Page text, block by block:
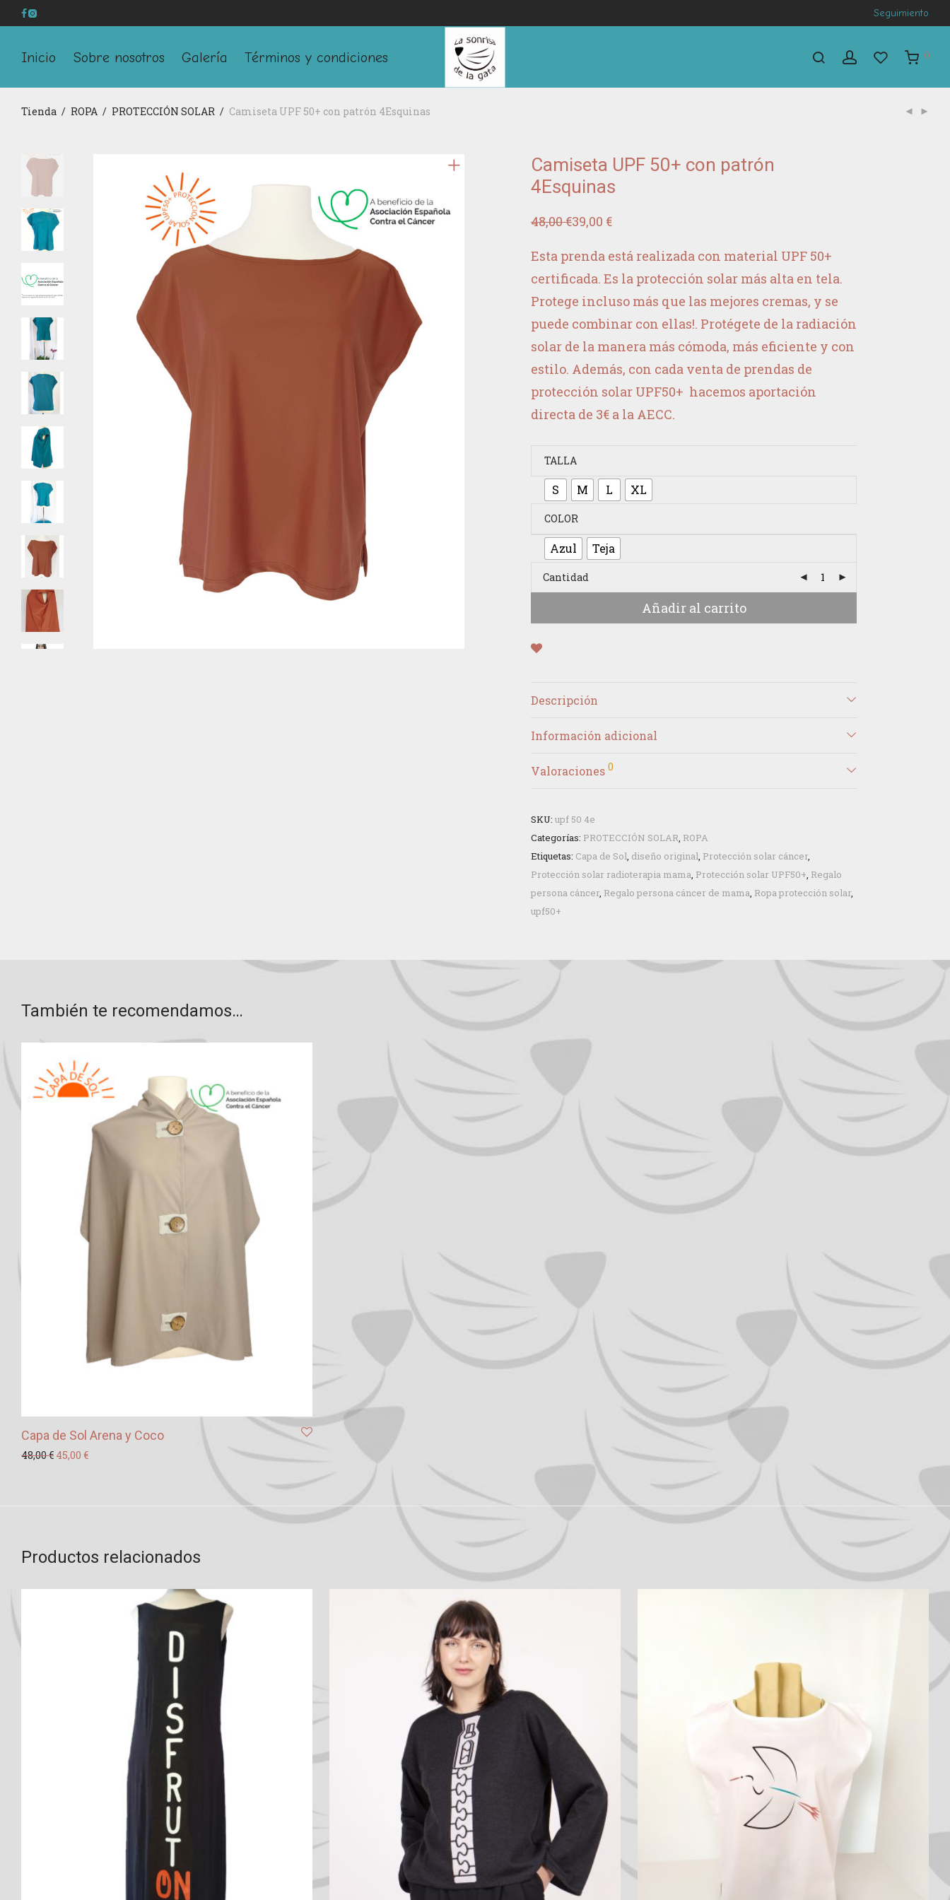
Seguimiento
Inicio Sobre nosotros Galería Términos y condiciones 0
Tienda / ROPA / PROTECCIÓN SOLAR / Camiseta UPF 50+ con patrón 4Esquinas
Camiseta UPF 50+ con patrón
4Esquinas
48,00€
El
era:
48,00 €.
39,00 €
El
es:
39,00 €.
Esta prenda está realizada con material UPF 50+
certificada. Es la protección solar más alta en tela.
Protege incluso más que las mejores cremas, y se
puede combinar con ellas!. Protégete de la radiación
solar de la manera más cómoda, más eficiente y con
estilo. Además, con cada venta de prendas de
protección solar UPF50+ hacemos aportación
directa de 3€ a la AECC.
TALLA
S M L XL
COLOR
Azul Teja
Cantidad
Añadir al carrito
Descripción
Información adicional
Valoraciones 0
SKU: upf 50 4e
Categorías: PROTECCIÓN SOLAR, ROPA
Etiquetas: Capa de Sol, diseño original, Protección solar cáncer,
Protección solar radioterapia mama, Protección solar UPF50+, Regalo
persona cáncer, Regalo persona cáncer de mama, Ropa protección solar,
upf50+
También te recomendamos…
Capa de Sol Arena y Coco
48,00€ El precio original era: 48,00 €.
45,00 €El precio actual es: 45,00 €.
Productos relacionados